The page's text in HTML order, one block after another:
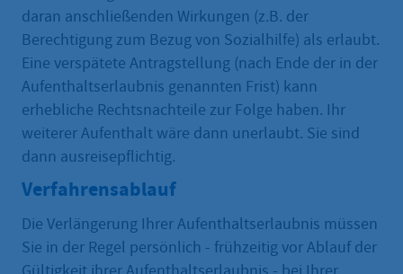
daran anschließenden Wirkungen (z.B. der
Berechtigung zum Bezug von Sozialhilfe) als erlaubt.
Eine verspätete Antragstellung (nach Ende der in der
Aufenthaltserlaubnis genannten Frist) kann
erhebliche Rechtsnachteile zur Folge haben. Ihr
weiterer Aufenthalt wäre dann unerlaubt. Sie sind
dann ausreisepflichtig.
Verfahrensablauf
Die Verlängerung Ihrer Aufenthaltserlaubnis müssen
Sie in der Regel persönlich - frühzeitig vor Ablauf der